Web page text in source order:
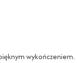
wykończeniem.